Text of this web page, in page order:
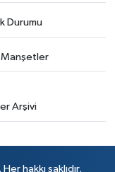
Durumu
Manşetler
Arşivi
hakkı saklıdır.